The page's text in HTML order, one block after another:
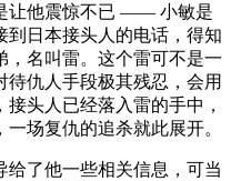
让他震惊不已 —— 小敏是
到日本接头人的电话，得知
，名叫雷。这个雷可不是一
仇人手段极其残忍，会用
头人已经落入雷的手中，
场复仇的追杀就此展开。
了他一些相关信息，可当